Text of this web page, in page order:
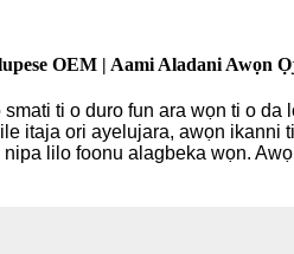
OEM | Aami Aladani Awọn
ti o duro fun ara wọn ti o
itaja ori ayelujara, awọn
lilo foonu alagbeka wọn.